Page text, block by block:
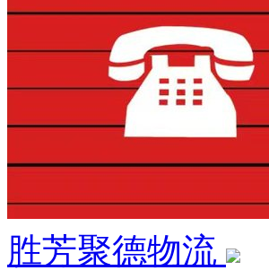
胜芳聚德物流